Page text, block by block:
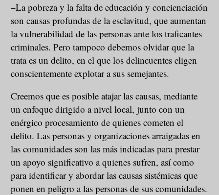
–La pobreza y la falta de educación y concienciación
son causas profundas de la esclavitud, que aumentan
la vulnerabilidad de las personas ante los traficantes
criminales. Pero tampoco debemos olvidar que la
trata es un delito, en el que los delincuentes eligen
conscientemente explotar a sus semejantes.
Creemos que es posible atajar las causas, mediante
un enfoque dirigido a nivel local, junto con un
enérgico procesamiento de quienes cometen el
delito. Las personas y organizaciones arraigadas en
las comunidades son las más indicadas para prestar
un apoyo significativo a quienes sufren, así como
para identificar y abordar las causas sistémicas que
ponen en peligro a las personas de sus comunidades.